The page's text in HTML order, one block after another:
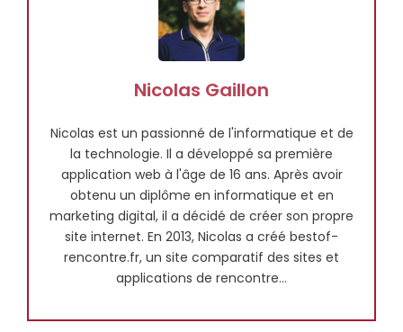
Nicolas Gaillon
Nicolas est un passionné de l'informatique et de
la technologie. Il a développé sa première
application web à l'âge de 16 ans. Après avoir
obtenu un diplôme en informatique et en
marketing digital, il a décidé de créer son propre
site internet. En 2013, Nicolas a créé bestof-
rencontre.fr, un site comparatif des sites et
applications de rencontre...